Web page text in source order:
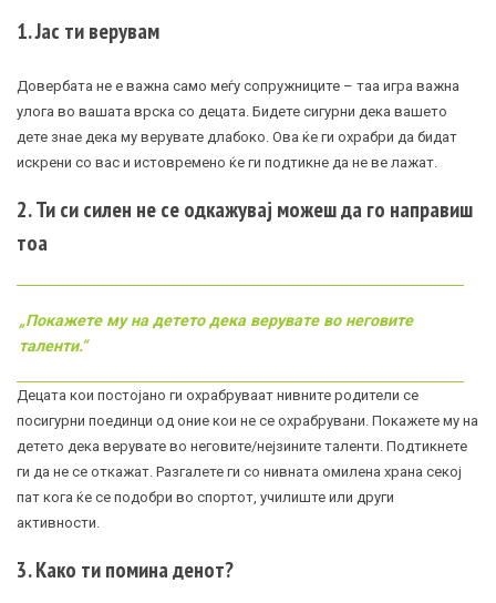
1. Јас ти верувам
Довербата не е важна само меѓу сопружниците – таа игра важна
улога во вашата врска со децата. Бидете сигурни дека вашето
дете знае дека му верувате длабоко. Ова ќе ги охрабри да бидат
искрени со вас и истовремено ќе ги подтикне да не ве лажат.
2. Ти си силен не се одкажувај можеш да го направиш
тоа
„Покажете му на детето дека верувате во неговите
таленти.“
Децата кои постојано ги охрабруваат нивните родители се
посигурни поединци од оние кои не се охрабрувани. Покажете му на
детето дека верувате во неговите/нејзините таленти. Подтикнете
ги да не се откажат. Разгалете ги со нивната омилена храна секој
пат кога ќе се подобри во спортот, училиште или други
активности.
3. Како ти помина денот?